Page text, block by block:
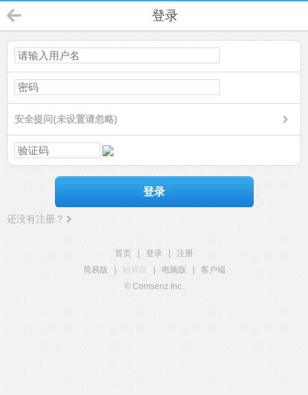
登录
安全提问(未设置请忽略)
登录
还没有注册？
首页 登录
注册
简易版
触屏版 电脑版
客户端
© Comsenz Inc.